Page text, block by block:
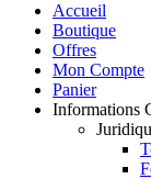
Accueil
Boutique
Offres
Mon Compte
Panier
Informations